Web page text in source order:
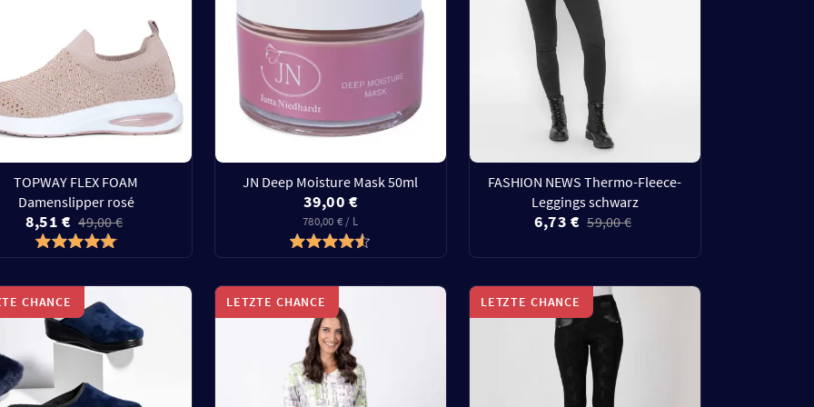
TOPWAY FLEX FOAM
Damenslipper rosé
8,51 € 49,00 €
JN Deep Moisture Mask 50ml
39,00 €
780,00 € / L
FASHION NEWS Thermo-Fleece-
Leggings schwarz
6,73 € 59,00 €
CHANCE LETZTE CHANCE LETZTE CHANCE